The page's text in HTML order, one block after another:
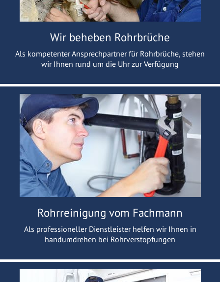
Wir beheben Rohrbrüche
Als kompetenter Ansprechpartner für Rohrbrüche, stehen
wir Ihnen rund um die Uhr zur Verfügung
Rohrreinigung vom Fachmann
Als professioneller Dienstleister helfen wir Ihnen in
handumdrehen bei Rohrverstopfungen